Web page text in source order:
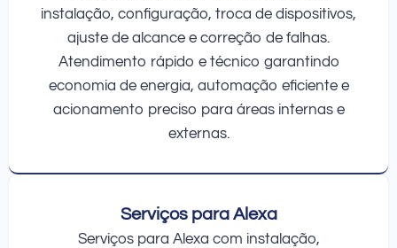
instalação, configuração, troca de dispositivos,
ajuste de alcance e correção de falhas.
Atendimento rápido e técnico garantindo
economia de energia, automação eficiente e
acionamento preciso para áreas internas e
externas.
Serviços para Alexa
Serviços para Alexa com instalação,